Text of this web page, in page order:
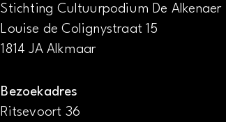
Stichting Cultuurpodium De Alkenaer
Louise de Colignystraat 15
1814 JA Alkmaar
Bezoekadres
Ritsevoort 36